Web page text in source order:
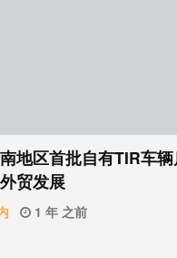
地区首批自有TIR车
贸发展
1 年 之前